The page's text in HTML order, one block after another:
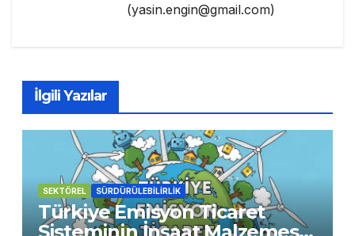
(yasin.engin@gmail.com)
İlgili Yazılar
SEKTÖREL SÜRDÜRÜLEBİLİRLİK
Türkiye Emisyon Ticaret